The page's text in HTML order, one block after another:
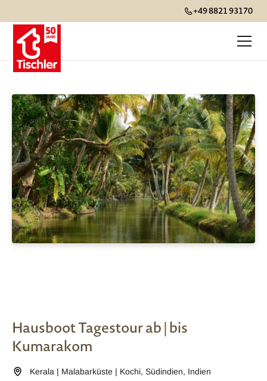
+49 8821 93170
Hausboot Tagestour ab | bis
Kumarakom
Kerala | Malabarküste | Kochi,Südindien, Indien